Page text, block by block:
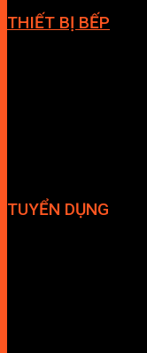
THIẾT BỊ BẾP
TUYỂN DỤNG